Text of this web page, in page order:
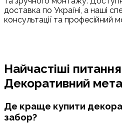
доставка по Україні, а наші
консультації та професійний
Найчастіші
Декоративний
Де краще купити
забор?